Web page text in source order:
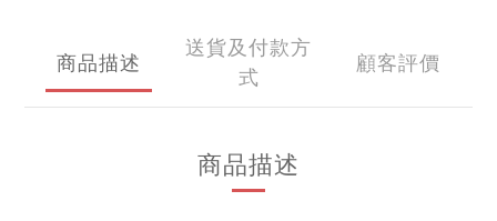
商品描述
送貨及付款方
式
顧客評價
商品描述